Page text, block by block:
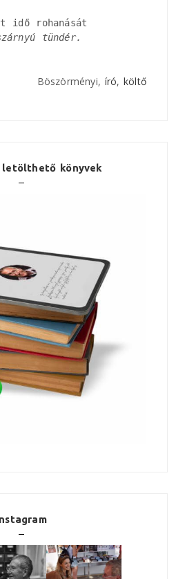
idő rohanását
tündér.
Böszörményi, író, költő
letölthető könyvek